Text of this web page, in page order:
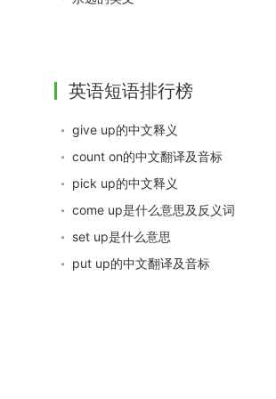
英语短语排行榜
give up的中文释义
count on的中文翻译及音标
pick up的中文释义
come up是什么意思及反义词
set up是什么意思
put up的中文翻译及音标